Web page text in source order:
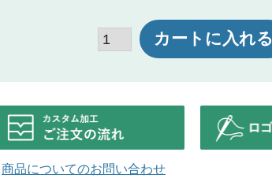
カートに入れる
商品についてのお問い合わせ